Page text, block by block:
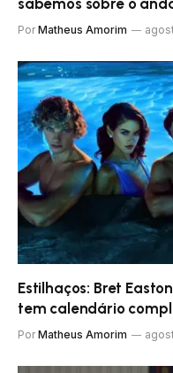
Por Matheus Amorim
Estilhaços: Bret
tem calendário
Por Matheus Amorim